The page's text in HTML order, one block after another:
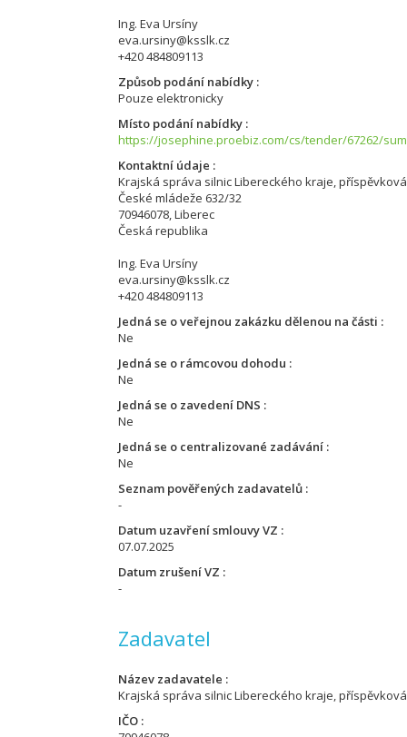
Ing. Eva Ursíny
eva.ursiny@ksslk.cz
+420 484809113
Způsob podání nabídky
Pouze elektronicky
Místo podání nabídky
https://josephine.proebiz.com/cs/tender/67262/
Kontaktní údaje
Krajská správa silnic Libereckého kraje,
České mládeže 632/32
70946078, Liberec
Česká republika
Ing. Eva Ursíny
eva.ursiny@ksslk.cz
+420 484809113
Jedná se o veřejnou zakázku dělenou na části
Ne
Jedná se o rámcovou dohodu
Ne
Jedná se o zavedení DNS
Ne
Jedná se o centralizované zadávání
Ne
Seznam pověřených zadavatelů
-
Datum uzavření smlouvy VZ
07.07.2025
Datum zrušení VZ
-
Zadavatel
Název zadavatele
Krajská správa silnic Libereckého kraje,
IČO